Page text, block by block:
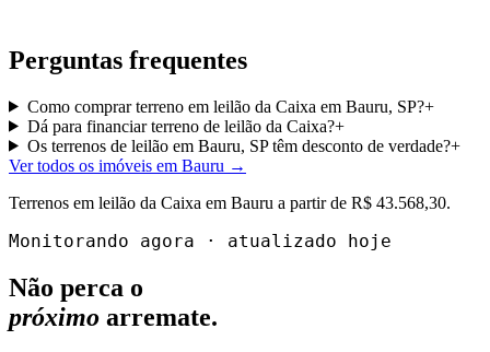
Perguntas frequentes
Como comprar terreno em leilão da Caixa em Bauru, SP?+
Dá para financiar terreno de leilão da Caixa?+
Os terrenos de leilão em Bauru, SP têm desconto de verdade?+
Ver todos os imóveis em Bauru →
Terrenos em leilão da Caixa em Bauru a partir de R$ 43.568,30.
Monitorando agora · atualizado hoje
Não perca o
próximo arremate.